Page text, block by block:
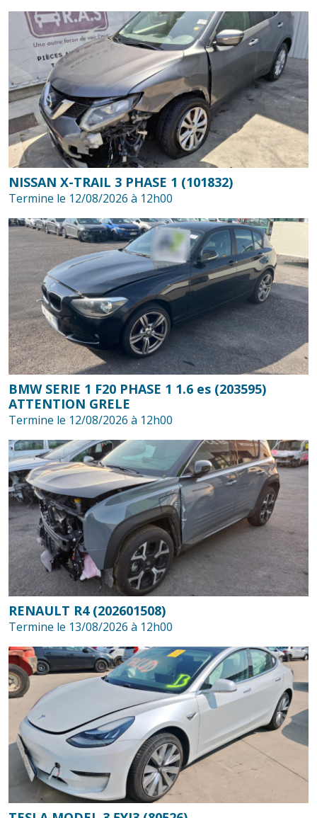
NISSAN X-TRAIL 3 PHASE 1 (101832)
Termine le 12/08/2026 à 12h00
BMW SERIE 1 F20 PHASE 1 1.6 es (203595)
ATTENTION GRELE
Termine le 12/08/2026 à 12h00
RENAULT R4 (202601508)
Termine le 13/08/2026 à 12h00